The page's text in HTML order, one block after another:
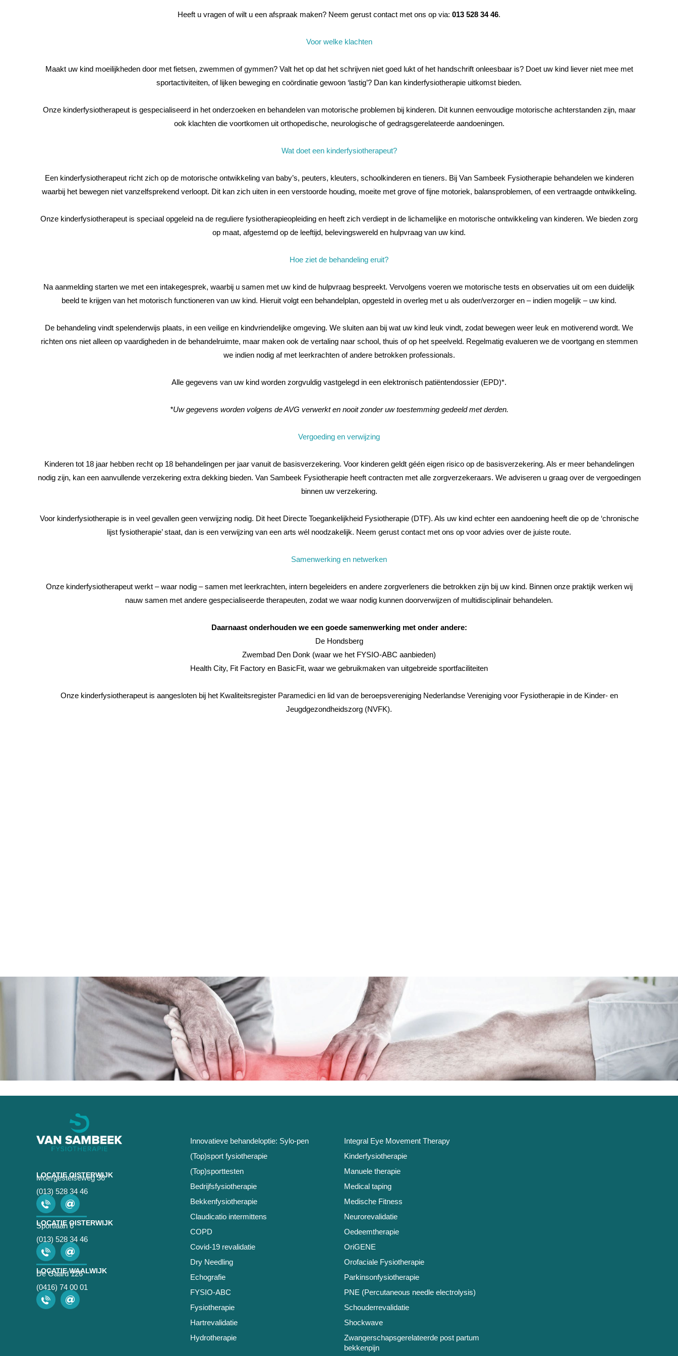
Heeft u vragen of wilt u een afspraak maken? Neem gerust contact met ons op via: 013 528 34 46.
Voor welke klachten
Maakt uw kind moeilijkheden door met fietsen, zwemmen of gymmen? Valt het op dat het schrijven niet goed lukt of het handschrift onleesbaar is? Doet uw kind liever niet mee met
sportactiviteiten, of lijken beweging en coördinatie gewoon ‘lastig’? Dan kan kinderfysiotherapie uitkomst bieden.
Onze kinderfysiotherapeut is gespecialiseerd in het onderzoeken en behandelen van motorische problemen bij kinderen. Dit kunnen eenvoudige motorische achterstanden zijn, maar
ook klachten die voortkomen uit orthopedische, neurologische of gedragsgerelateerde aandoeningen.
Wat doet een kinderfysiotherapeut?
Een kinderfysiotherapeut richt zich op de motorische ontwikkeling van baby’s, peuters, kleuters, schoolkinderen en tieners. Bij Van Sambeek Fysiotherapie behandelen we kinderen
waarbij het bewegen niet vanzelfsprekend verloopt. Dit kan zich uiten in een verstoorde houding, moeite met grove of fijne motoriek, balansproblemen, of een vertraagde ontwikkeling.
Onze kinderfysiotherapeut is speciaal opgeleid na de reguliere fysiotherapieopleiding en heeft zich verdiept in de lichamelijke en motorische ontwikkeling van kinderen. We bieden zorg
op maat, afgestemd op de leeftijd, belevingswereld en hulpvraag van uw kind.
Hoe ziet de behandeling eruit?
Na aanmelding starten we met een intakegesprek, waarbij u samen met uw kind de hulpvraag bespreekt. Vervolgens voeren we motorische tests en observaties uit om een duidelijk
beeld te krijgen van het motorisch functioneren van uw kind. Hieruit volgt een behandelplan, opgesteld in overleg met u als ouder/verzorger en – indien mogelijk – uw kind.
De behandeling vindt spelenderwijs plaats, in een veilige en kindvriendelijke omgeving. We sluiten aan bij wat uw kind leuk vindt, zodat bewegen weer leuk en motiverend wordt. We
richten ons niet alleen op vaardigheden in de behandelruimte, maar maken ook de vertaling naar school, thuis of op het speelveld. Regelmatig evalueren we de voortgang en stemmen
we indien nodig af met leerkrachten of andere betrokken professionals.
Alle gegevens van uw kind worden zorgvuldig vastgelegd in een elektronisch patiëntendossier (EPD)*.
*Uw gegevens worden volgens de AVG verwerkt en nooit zonder uw toestemming gedeeld met derden.
Vergoeding en verwijzing
Kinderen tot 18 jaar hebben recht op 18 behandelingen per jaar vanuit de basisverzekering. Voor kinderen geldt géén eigen risico op de basisverzekering. Als er meer behandelingen
nodig zijn, kan een aanvullende verzekering extra dekking bieden. Van Sambeek Fysiotherapie heeft contracten met alle zorgverzekeraars. We adviseren u graag over de vergoedingen
binnen uw verzekering.
Voor kinderfysiotherapie is in veel gevallen geen verwijzing nodig. Dit heet Directe Toegankelijkheid Fysiotherapie (DTF). Als uw kind echter een aandoening heeft die op de ‘chronische
lijst fysiotherapie’ staat, dan is een verwijzing van een arts wél noodzakelijk. Neem gerust contact met ons op voor advies over de juiste route.
Samenwerking en netwerken
Onze kinderfysiotherapeut werkt – waar nodig – samen met leerkrachten, intern begeleiders en andere zorgverleners die betrokken zijn bij uw kind. Binnen onze praktijk werken wij
nauw samen met andere gespecialiseerde therapeuten, zodat we waar nodig kunnen doorverwijzen of multidisciplinair behandelen.
Daarnaast onderhouden we een goede samenwerking met onder andere:
De Hondsberg
Zwembad Den Donk (waar we het FYSIO-ABC aanbieden)
Health City, Fit Factory en BasicFit, waar we gebruikmaken van uitgebreide sportfaciliteiten
Onze kinderfysiotherapeut is aangesloten bij het Kwaliteitsregister Paramedici en lid van de beroepsvereniging Nederlandse Vereniging voor Fysiotherapie in de Kinder- en
Jeugdgezondheidszorg (NVFK).
LOCATIE OISTERWIJK
Moergestelseweg 36
(013) 528 34 46
LOCATIE OISTERWIJK
Sportlaan 6
(013) 528 34 46
LOCATIE WAALWIJK
De Gaard 126
(0416) 74 00 01
Innovatieve behandeloptie: Sylo-pen
(Top)sport fysiotherapie
(Top)sporttesten
Bedrijfsfysiotherapie
Bekkenfysiotherapie
Claudicatio intermittens
COPD
Covid-19 revalidatie
Dry Needling
Echografie
FYSIO-ABC
Fysiotherapie
Hartrevalidatie
Hydrotherapie
Integral Eye Movement Therapy
Kinderfysiotherapie
Manuele therapie
Medical taping
Medische Fitness
Neurorevalidatie
Oedeemtherapie
OriGENE
Orofaciale Fysiotherapie
Parkinsonfysiotherapie
PNE (Percutaneous needle electrolysis)
Schouderrevalidatie
Shockwave
Zwangerschapsgerelateerde post partum
bekkenpijn